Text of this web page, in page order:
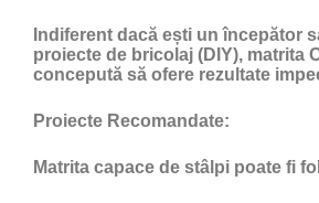
Indiferent dacă ești un începător
proiecte de bricolaj (DIY), matrita
concepută să ofere rezultate
Proiecte Recomandate:
Matrita capace de stâlpi poate fi